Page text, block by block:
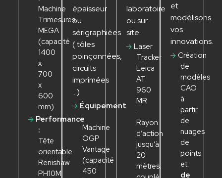
Machine
Trimesures
MEGA
(capacité
1400
x
700
x
600
mm).
Performance
:
Tête
orientable
Renishaw
PH10M
épaisseur
ou
sérigraphiées
( tôles
poinçonnées,
circuits
imprimées
…)
Équipement
:
Machine
OGP
Vantage
(capacité
450
laboratoire
ou sur
site.
Laser
Tracker
Leica
AT
960
MR
:
Rayon
d’action
jusqu’à
20
mètres,
et
modélisons
vos
innovations.
Création
de
modèles
CAO
à
partir
de
nuages
de
points
et
de